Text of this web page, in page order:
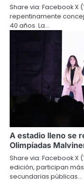
Share via: Facebook X
repentinamente
40 años. La…
A estadio lleno se
Olimpíadas
Share via: Facebook X
edición, participan
secundarias públicas…